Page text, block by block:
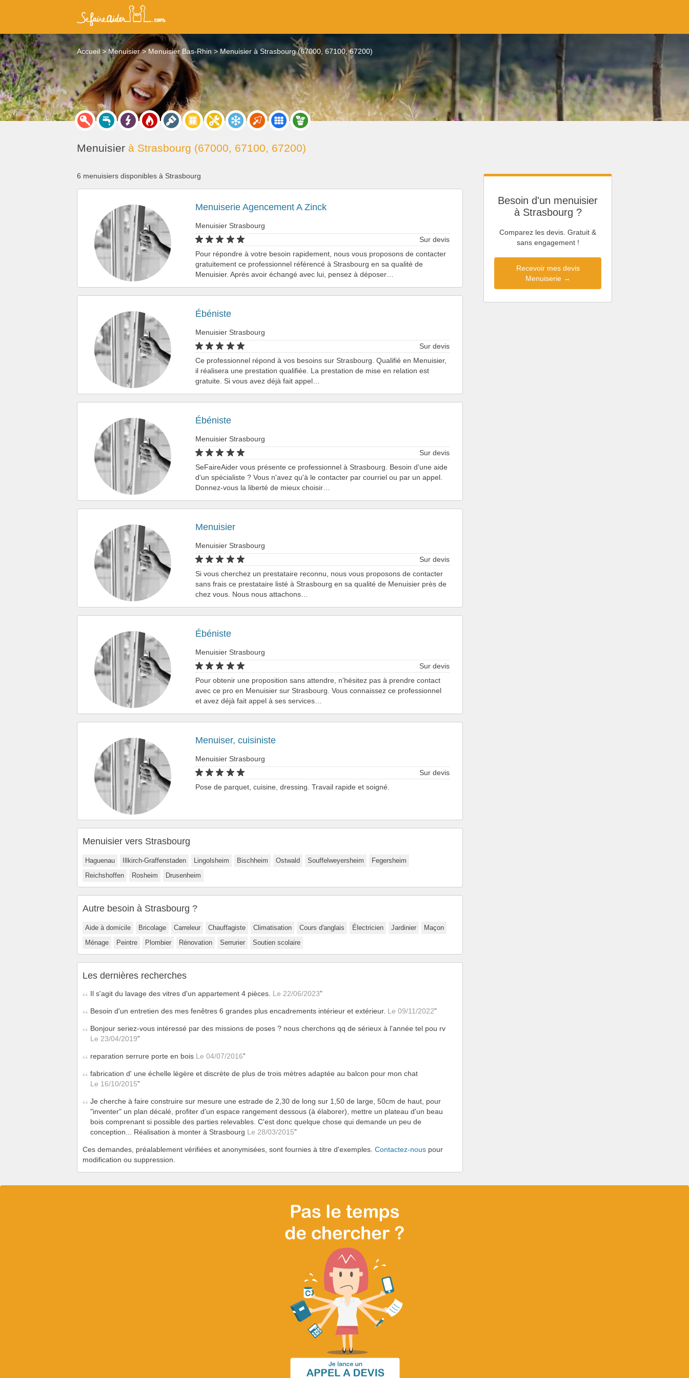
Accueil Menuisier Menuisier Bas-Rhin Menuisier à Strasbourg (67000, 67100, 67200)
Menuisier à Strasbourg (67000, 67100, 67200)
Besoin d'un menuisier
à Strasbourg ?
Comparez les devis. Gratuit &
sans engagement !
Recevoir mes devis
Menuiserie →
6 menuisiers disponibles à Strasbourg
Menuiserie Agencement A Zinck
Menuisier Strasbourg
Sur devis
Pour répondre à votre besoin rapidement, nous vous proposons de contacter
gratuitement ce professionnel référencé à Strasbourg en sa qualité de
Menuisier. Après avoir échangé avec lui, pensez à déposer…
Ébéniste
Menuisier Strasbourg
Sur devis
Ce professionnel répond à vos besoins sur Strasbourg. Qualifié en Menuisier,
il réalisera une prestation qualifiée. La prestation de mise en relation est
gratuite. Si vous avez déjà fait appel…
Ébéniste
Menuisier Strasbourg
Sur devis
SeFaireAider vous présente ce professionnel à Strasbourg. Besoin d'une aide
d'un spécialiste ? Vous n'avez qu'à le contacter par courriel ou par un appel.
Donnez-vous la liberté de mieux choisir…
Menuisier
Menuisier Strasbourg
Sur devis
Si vous cherchez un prestataire reconnu, nous vous proposons de contacter
sans frais ce prestataire listé à Strasbourg en sa qualité de Menuisier près de
chez vous. Nous nous attachons…
Ébéniste
Menuisier Strasbourg
Sur devis
Pour obtenir une proposition sans attendre, n'hésitez pas à prendre contact
avec ce pro en Menuisier sur Strasbourg. Vous connaissez ce professionnel
et avez déjà fait appel à ses services…
Menuiser, cuisiniste
Menuisier Strasbourg
Sur devis
Pose de parquet, cuisine, dressing. Travail rapide et soigné.
Menuisier vers Strasbourg
Haguenau Illkirch-Graffenstaden Lingolsheim Bischheim Ostwald Souffelweyersheim
Fegersheim
Reichshoffen
Rosheim Drusenheim
Autre besoin à Strasbourg ?
Aide à domicile Bricolage Carreleur Chauffagiste Climatisation Cours d'anglais Électricien Jardinier
Maçon
Ménage
Peintre Plombier Rénovation Serrurier Soutien scolaire
Les dernières recherches
Il s'agit du lavage des vitres d'un appartement 4 pièces. Le 22/06/2023
Besoin d'un entretien des mes fenêtres 6 grandes plus encadrements intérieur et extérieur. Le 09/11/2022
Bonjour seriez-vous intéressé par des missions de poses ? nous cherchons qq de sérieux à l'année tel pou rv
Le 23/04/2019
reparation serrure porte en bois Le 04/07/2016
fabrication d' une échelle légère et discrète de plus de trois mètres adaptée au balcon pour mon chat
Le 16/10/2015
Je cherche à faire construire sur mesure une estrade de 2,30 de long sur 1,50 de large, 50cm de haut, pour
"inventer" un plan décalé, profiter d'un espace rangement dessous (à élaborer), mettre un plateau d'un beau
bois comprenant si possible des parties relevables. C'est donc quelque chose qui demande un peu de
conception... Réalisation à monter à Strasbourg Le 28/03/2015
Ces demandes, préalablement vérifiées et anonymisées, sont fournies à titre d'exemples. Contactez-nous pour
modification ou suppression.